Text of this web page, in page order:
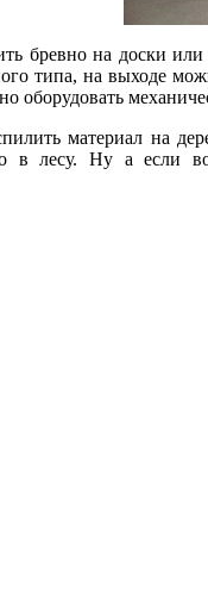
бревно на доски
типа, на выходе
оборудовать
материал на
в лесу. Ну а если